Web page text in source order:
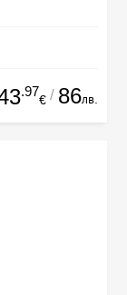
.97
€ / 86лв.